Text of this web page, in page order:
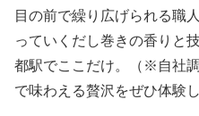
目の前で繰り広げられる職
っていくだし巻きの香りと
都駅でここだけ。（※自社
で味わえる贅沢をぜひ体験